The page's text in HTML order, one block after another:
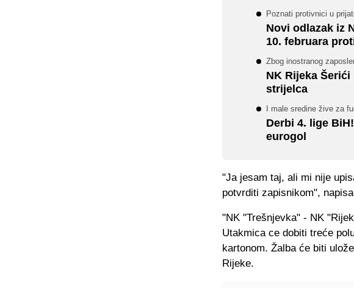
Poznati protivnici u
Novi odlazak iz
10. februara
Zbog inostranog
NK Rijeka
strijelca
I male sredine žive za
Derbi 4. lige
eurogol
"Ja jesam taj, ali mi nije
potvrditi zapisnikom",
"NK "Trešnjevka" - NK
Utakmica ce dobiti treće
kartonom. Žalba će biti
Rijeke.